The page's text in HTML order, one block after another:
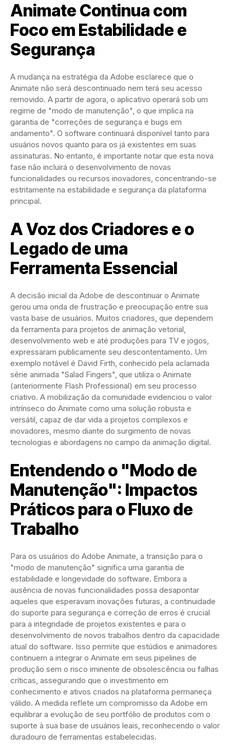
Animate Continua com
Foco em Estabilidade e
Segurança
A mudança na estratégia da Adobe esclarece que o
Animate não será descontinuado nem terá seu acesso
removido. A partir de agora, o aplicativo operará sob um
regime de "modo de manutenção", o que implica na
garantia de "correções de segurança e bugs em
andamento". O software continuará disponível tanto para
usuários novos quanto para os já existentes em suas
assinaturas. No entanto, é importante notar que esta nova
fase não incluirá o desenvolvimento de novas
funcionalidades ou recursos inovadores, concentrando-se
estritamente na estabilidade e segurança da plataforma
principal.
A Voz dos Criadores e o
Legado de uma
Ferramenta Essencial
A decisão inicial da Adobe de descontinuar o Animate
gerou uma onda de frustração e preocupação entre sua
vasta base de usuários. Muitos criadores, que dependem
da ferramenta para projetos de animação vetorial,
desenvolvimento web e até produções para TV e jogos,
expressaram publicamente seu descontentamento. Um
exemplo notável é David Firth, conhecido pela aclamada
série animada "Salad Fingers", que utiliza o Animate
(anteriormente Flash Professional) em seu processo
criativo. A mobilização da comunidade evidenciou o valor
intrínseco do Animate como uma solução robusta e
versátil, capaz de dar vida a projetos complexos e
inovadores, mesmo diante do surgimento de novas
tecnologias e abordagens no campo da animação digital.
Entendendo o "Modo de
Manutenção": Impactos
Práticos para o Fluxo de
Trabalho
Para os usuários do Adobe Animate, a transição para o
"modo de manutenção" significa uma garantia de
estabilidade e longevidade do software. Embora a
ausência de novas funcionalidades possa desapontar
aqueles que esperavam inovações futuras, a continuidade
do suporte para segurança e correção de erros é crucial
para a integridade de projetos existentes e para o
desenvolvimento de novos trabalhos dentro da capacidade
atual do software. Isso permite que estúdios e animadores
continuem a integrar o Animate em seus pipelines de
produção sem o risco iminente de obsolescência ou falhas
críticas, assegurando que o investimento em
conhecimento e ativos criados na plataforma permaneça
válido. A medida reflete um compromisso da Adobe em
equilibrar a evolução de seu portfólio de produtos com o
suporte à sua base de usuários leais, reconhecendo o valor
duradouro de ferramentas estabelecidas.